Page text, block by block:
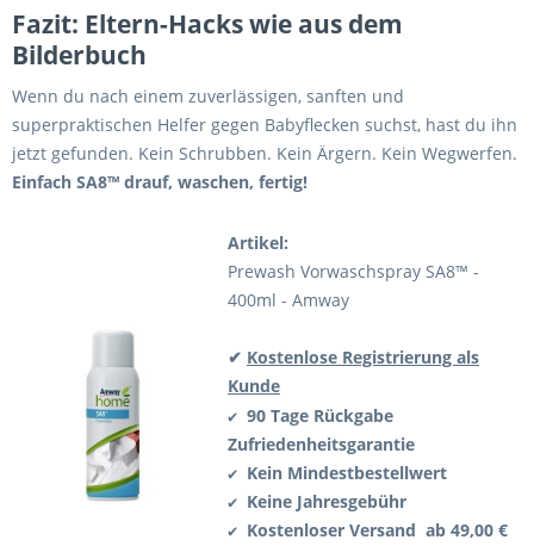
Fazit: Eltern-Hacks wie aus dem
Bilderbuch
Wenn du nach einem zuverlässigen, sanften und
superpraktischen Helfer gegen Babyflecken suchst, hast du ihn
jetzt gefunden. Kein Schrubben. Kein Ärgern. Kein Wegwerfen.
Einfach SA8™ drauf, waschen, fertig!
Artikel:
Prewash Vorwaschspray SA8™ -
400ml - Amway
✔ Kostenlose Registrierung als
Kunde
✔ 90 Tage Rückgabe
Zufriedenheitsgarantie
✔ Kein Mindestbestellwert
✔ Keine Jahresgebühr
✔ Kostenloser Versand ab 49,00 €